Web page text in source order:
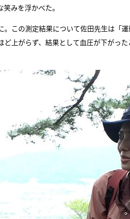
みを浮かべた。
この測定結果について佐田先生は「
上がらず、結果として血圧が下がっ